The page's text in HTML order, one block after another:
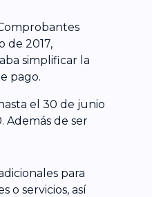
de 2017,
simplificar la
pago.
el 30 de junio
Además de ser
para
o servicios, así